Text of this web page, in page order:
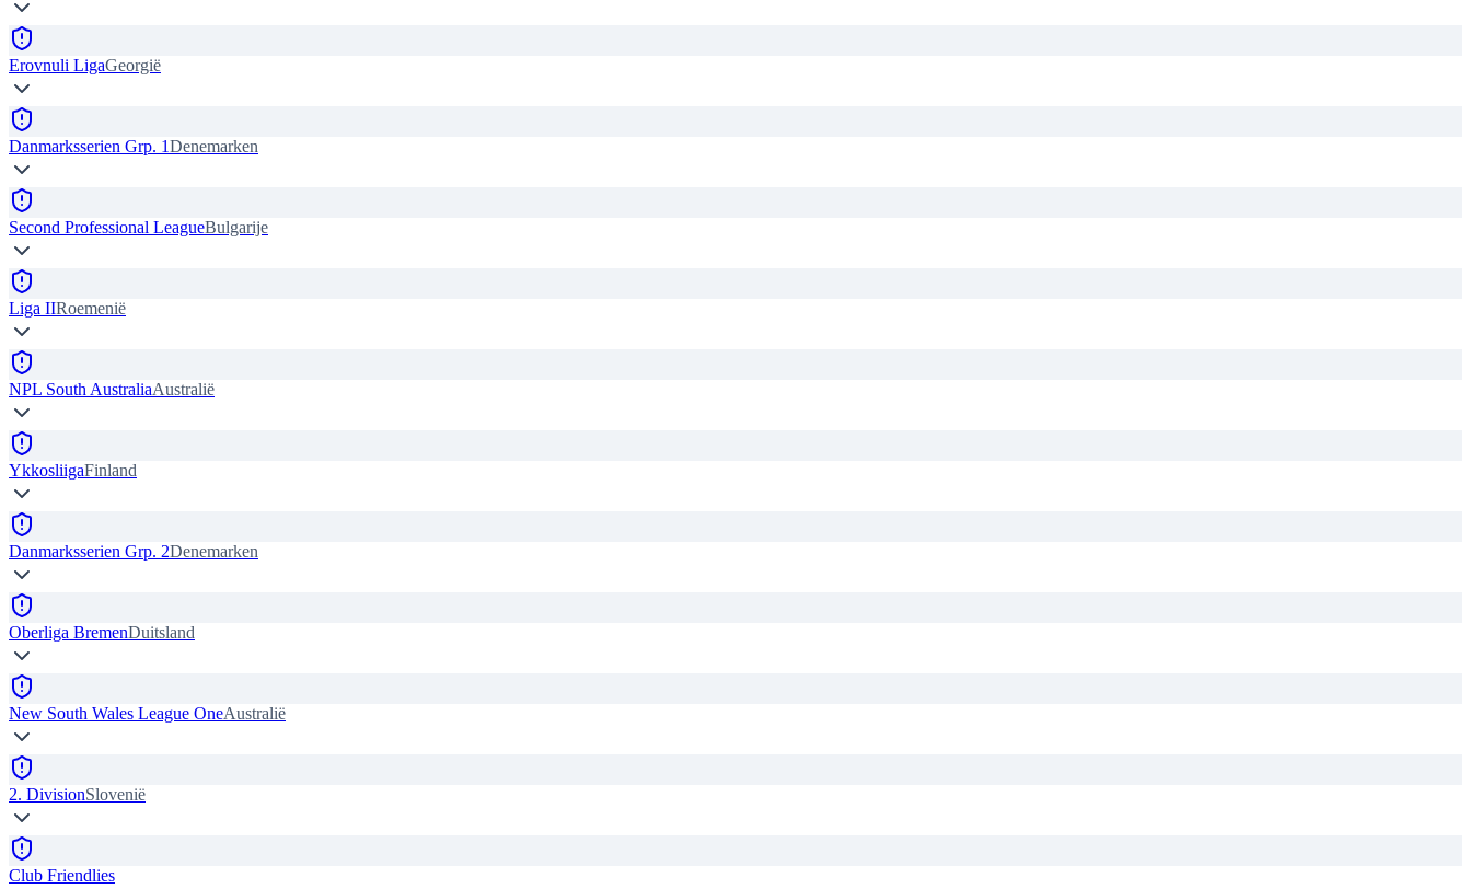
Erovnuli LigaGeorgië
Danmarksserien Grp. 1Denemarken
Second Professional LeagueBulgarije
Liga IIRoemenië
NPL South AustraliaAustralië
YkkosliigaFinland
Danmarksserien Grp. 2Denemarken
Oberliga BremenDuitsland
New South Wales League OneAustralië
2. DivisionSlovenië
Club Friendlies